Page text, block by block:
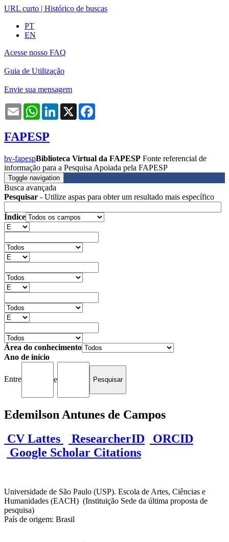
URL curto | Histórico de buscas
PT
EN
Acesse nosso FAQ
Guia de Utilização
Envie sua mensagem
Email WhatsAppLinkedIn
X
FAPESP
bv-fapespBiblioteca Virtual da FAPESP Fonte referencial de
informação para a Pesquisa Apoiada pela FAPESP
Toggle navigation
Busca avançada
Pesquisar - Utilize aspas para obter um resultado mais específico
Índice
Área do conhecimento
Ano de início
Entre e
Edemilson Antunes de Campos
CV Lattes
ResearcherID
ORCID
Google Scholar Citations
Universidade de São Paulo (USP). Escola de Artes, Ciências e
Humanidades (EACH) (Instituição Sede da última proposta de
pesquisa)
País de origem: Brasil